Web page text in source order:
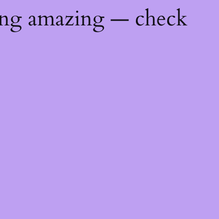
amazing — check